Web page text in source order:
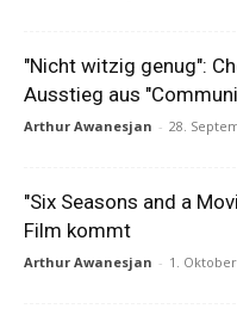
"Nicht witzig genug":
Ausstieg aus
Arthur Awanesjan - 28.
"Six Seasons and a
Film kommt
Arthur Awanesjan - 1.